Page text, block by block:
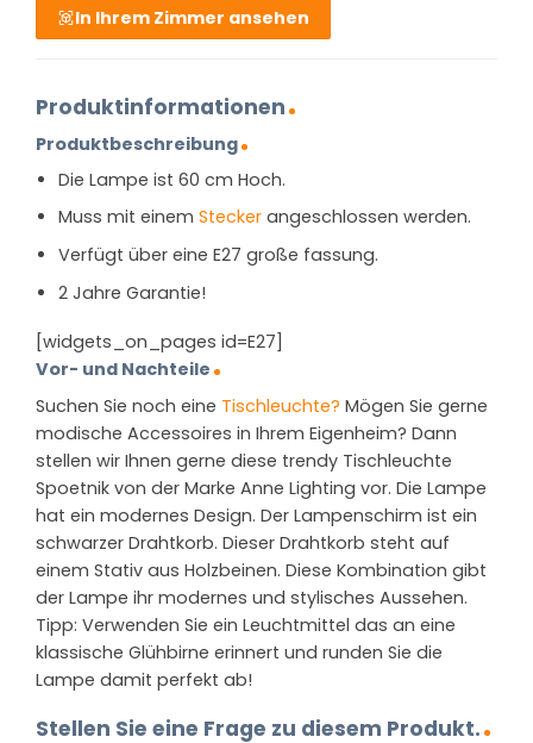
In Ihrem Zimmer ansehen
Produktinformationen
Produktbeschreibung
Die Lampe ist 60 cm Hoch.
Muss mit einem Steckerangeschlossen werden.
Verfügt über eine E27 große fassung.
2 Jahre Garantie!
[widgets_on_pages id=E27]
Vor- und Nachteile
Suchen Sie noch eine Tischleuchte? Mögen Sie gerne
modische Accessoires in Ihrem Eigenheim? Dann
stellen wir Ihnen gerne diese trendy Tischleuchte
Spoetnik von der Marke Anne Lighting vor. Die Lampe
hat ein modernes Design. Der Lampenschirm ist ein
schwarzer Drahtkorb. Dieser Drahtkorb steht auf
einem Stativ aus Holzbeinen. Diese Kombination gibt
der Lampe ihr modernes und stylisches Aussehen.
Tipp: Verwenden Sie ein Leuchtmittel das an eine
klassische Glühbirne erinnert und runden Sie die
Lampe damit perfekt ab!
Stellen Sie eine Frage zu diesem Produkt.